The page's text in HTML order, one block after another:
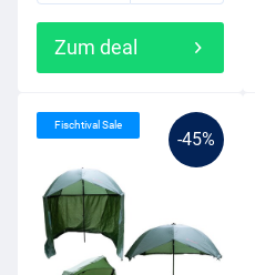
Zum deal
-45%
Fischtival Sale